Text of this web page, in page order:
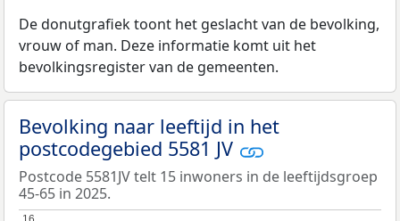
De donutgrafiek toont het geslacht van de bevolking,
vrouw of man. Deze informatie komt uit het
bevolkingsregister van de gemeenten.
Bevolking naar leeftijd in het
postcodegebied 5581 JV
Postcode 5581JV telt 15 inwoners in de leeftijdsgroep
45-65 in 2025.